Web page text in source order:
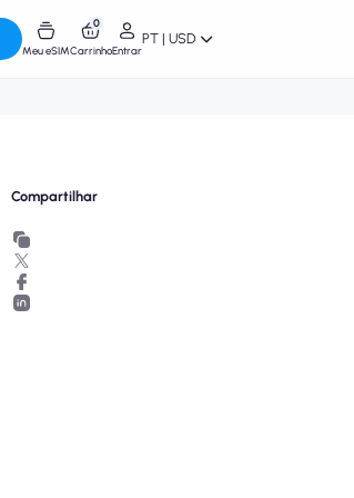
Meu eSIM
0
CarrinhoEntrar
PT | USD
Compartilhar